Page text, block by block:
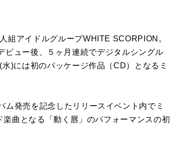
組アイドルグループWHITE SCORPION。
ュー後、５ヶ月連続でデジタルシングル
)には初のパッケージ作品（CD）となるミ
発売を記念したリリースイベント内でミ
曲となる「動く唇」のパフォーマンスの初